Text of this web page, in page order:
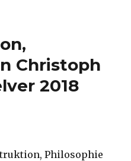
Fleischer,
Welver
2018
Christoph
2018
Philosophie